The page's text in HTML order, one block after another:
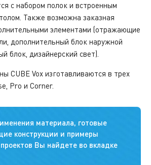
с набором полок и встроенным
Также возможна заказная
элементами (отражающие
дополнительный блок наружной
блок, дизайнерский свет).
CUBE Vox изготавливаются в трех
Pro и Corner.
материала, готовые
конструкции и примеры
Вы найдете во вкладке